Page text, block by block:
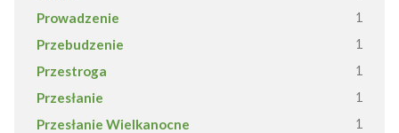
Prowadzenie 1
Przebudzenie 1
Przestroga 1
Przesłanie 1
Przesłanie Wielkanocne 1